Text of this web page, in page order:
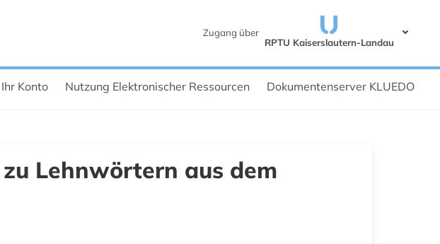
Zugang über
RPTU Kaiserslautern-Landau
Konto Nutzung Elektronischer Ressourcen Dokumentenserver KLUEDO
Lehnwörtern aus dem